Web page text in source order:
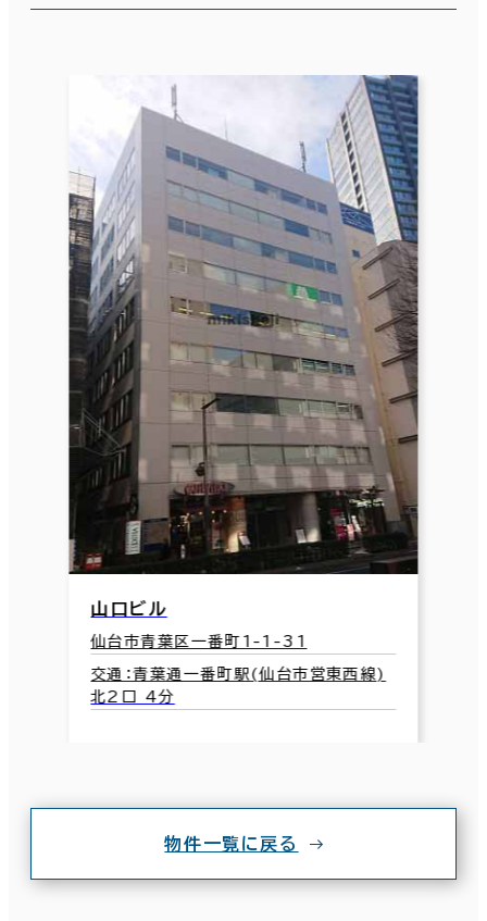
山口ビル
仙台市青葉区一番町1-1-31
交通：青葉通一番町駅(仙台市営東西線)
北2口 4分
物件一覧に戻る